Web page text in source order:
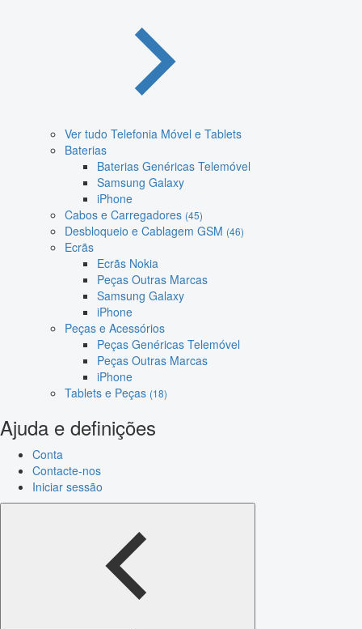
Ver tudo Telefonia Móvel e Tablets
Baterias
Baterias Genéricas Telemóvel
Samsung Galaxy
iPhone
Cabos e Carregadores (45)
Desbloqueio e Cablagem GSM (46)
Ecrãs
Ecrãs Nokia
Peças Outras Marcas
Samsung Galaxy
iPhone
Peças e Acessórios
Peças Genéricas Telemóvel
Peças Outras Marcas
iPhone
Tablets e Peças (18)
Ajuda e definições
Conta
Contacte-nos
Iniciar sessão